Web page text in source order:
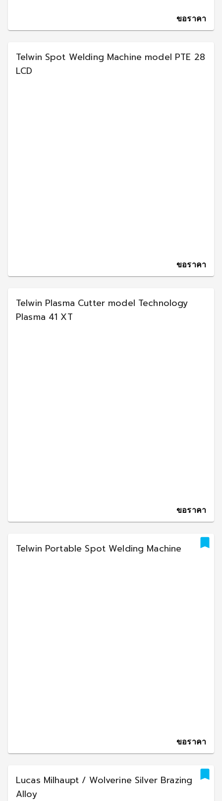
ขอราคา
Telwin Spot Welding Machine model PTE 28
LCD
ขอราคา
Telwin Plasma Cutter model Technology
Plasma 41 XT
ขอราคา
Telwin Portable Spot Welding Machine
ขอราคา
Lucas Milhaupt / Wolverine Silver Brazing
Alloy